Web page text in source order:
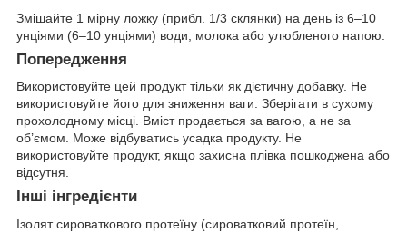
Змішайте 1 мірну ложку (прибл. 1/3 склянки) на день із 6–10
унціями (6–10 унціями) води, молока або улюбленого напою.
Попередження
Використовуйте цей продукт тільки як дієтичну добавку. Не
використовуйте його для зниження ваги. Зберігати в сухому
прохолодному місці. Вміст продається за вагою, а не за
об’ємом. Може відбуватись усадка продукту. Не
використовуйте продукт, якщо захисна плівка пошкоджена або
відсутня.
Інші інгредієнти
Ізолят сироваткового протеїну (сироватковий протеїн,